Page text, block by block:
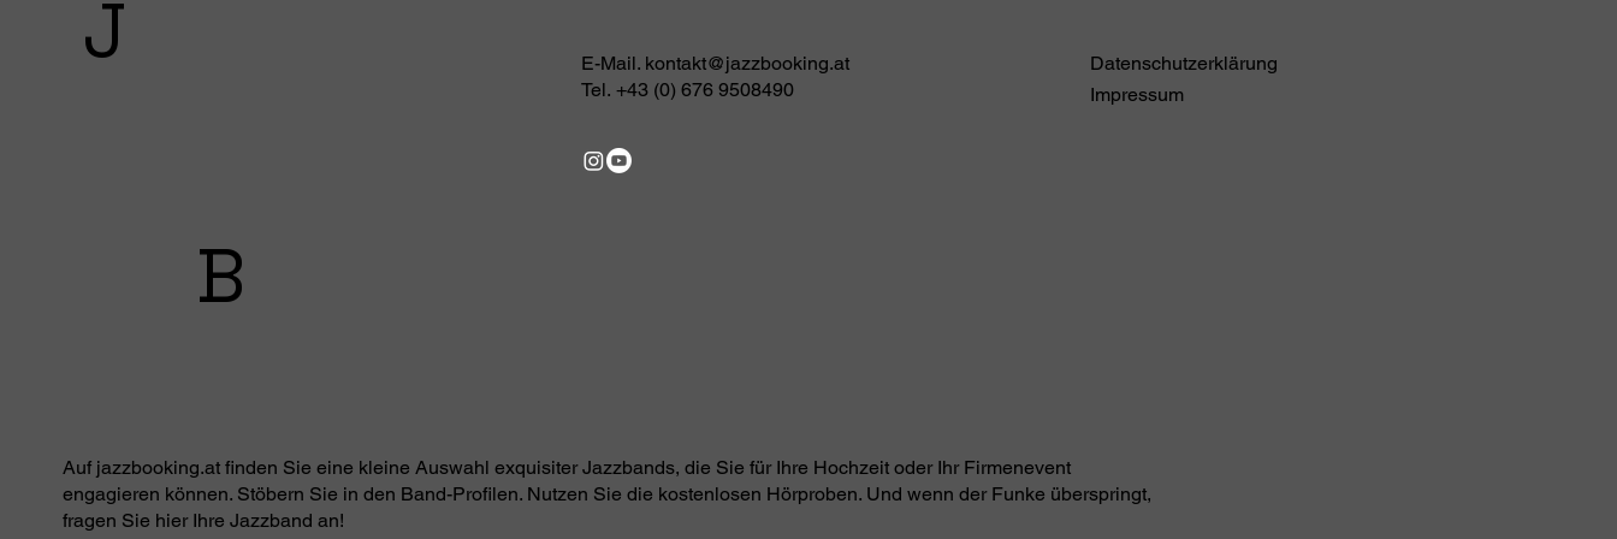
E-Mail. kontakt@jazzbooking.at
Tel. +43 (0) 676 9508490
J
B
Datenschutzerklärung
Impressum
Auf jazzbooking.at finden Sie eine kleine Auswahl exquisiter Jazzbands, die Sie für Ihre Hochzeit oder Ihr Firmenevent
engagieren können. Stöbern Sie in den Band-Profilen. Nutzen Sie die kostenlosen Hörproben. Und wenn der Funke überspringt,
fragen Sie hier Ihre Jazzband an!